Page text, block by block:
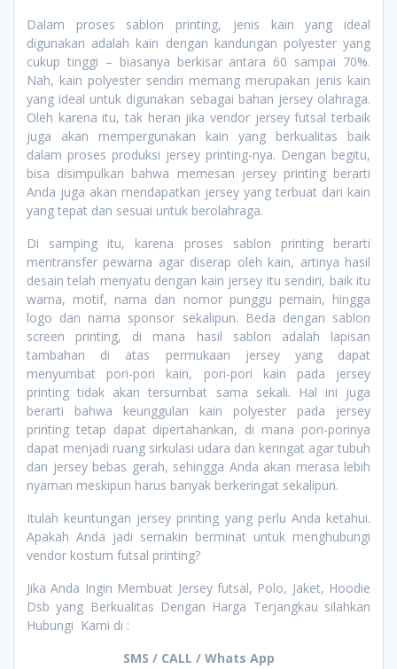
Dalam proses sablon printing, jenis kain yang ideal
digunakan adalah kain dengan kandungan polyester yang
cukup tinggi – biasanya berkisar antara 60 sampai 70%.
Nah, kain polyester sendiri memang merupakan jenis kain
yang ideal untuk digunakan sebagai bahan jersey olahraga.
Oleh karena itu, tak heran jika vendor jersey futsal terbaik
juga akan mempergunakan kain yang berkualitas baik
dalam proses produksi jersey printing-nya. Dengan begitu,
bisa disimpulkan bahwa memesan jersey printing berarti
Anda juga akan mendapatkan jersey yang terbuat dari kain
yang tepat dan sesuai untuk berolahraga.
Di samping itu, karena proses sablon printing berarti
mentransfer pewarna agar diserap oleh kain, artinya hasil
desain telah menyatu dengan kain jersey itu sendiri, baik itu
warna, motif, nama dan nomor punggu pemain, hingga
logo dan nama sponsor sekalipun. Beda dengan sablon
screen printing, di mana hasil sablon adalah lapisan
tambahan di atas permukaan jersey yang dapat
menyumbat pori-pori kain, pori-pori kain pada jersey
printing tidak akan tersumbat sama sekali. Hal ini juga
berarti bahwa keunggulan kain polyester pada jersey
printing tetap dapat dipertahankan, di mana pori-porinya
dapat menjadi ruang sirkulasi udara dan keringat agar tubuh
dan jersey bebas gerah, sehingga Anda akan merasa lebih
nyaman meskipun harus banyak berkeringat sekalipun.
Itulah keuntungan jersey printing yang perlu Anda ketahui.
Apakah Anda jadi semakin berminat untuk menghubungi
vendor kostum futsal printing?
Jika Anda Ingin Membuat Jersey futsal, Polo, Jaket, Hoodie
Dsb yang Berkualitas Dengan Harga Terjangkau silahkan
Hubungi Kami di :
SMS / CALL / Whats App